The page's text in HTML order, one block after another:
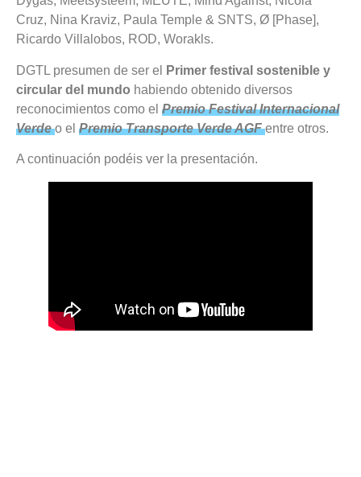
Cruz, Nina Kraviz, Paula Temple & SNTS, Ø [Phase],
Ricardo Villalobos, ROD, Worakls.
DGTL presumen de ser el
Primer festival sostenible y
circular del mundo habiendo obtenido diversos
reconocimientos como el Premio Festival Internacional
Verde o el Premio Transporte Verde AGF entre otros.
A continuación podéis ver la presentación.